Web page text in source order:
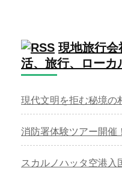
現地旅行会
活、旅行、ローカ
現代文明を拒む秘境の
消防署体験ツアー開催
スカルノハッタ空港入